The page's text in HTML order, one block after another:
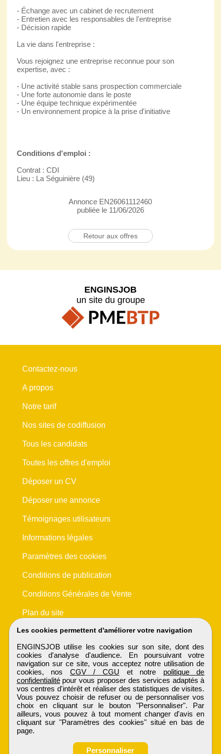
- Échange avec un cabinet de recrutement
- Entretien avec les responsables de l'entreprise
- Décision rapide
La vie dans l'entreprise :
Vous rejoignez une entreprise reconnue pour son
expertise, avec :
- Une activité stable sans prospection commerciale
- Une forte autonomie dans le poste
- Une équipe technique expérimentée
- Un environnement propice à la prise d'initiative
Conditions d'emploi :
Contrat : CDI
Lieu : La Séguinière (49)
Annonce EN26061112460
publiée le 11/06/2026
Retour aux offres
Les cookies permettent d'améliorer votre navigation
ENGINSJOB utilise les cookies sur son site, dont des
cookies d'analyse d'audience. En poursuivant votre
navigation sur ce site, vous acceptez notre utilisation de
cookies, nos CGV / CGU et notre politique de
confidentialitépour vous proposer des services adaptés à
vos centres d'intérêt et réaliser des statistiques de visites.
Vous pouvez choisir de refuser ou de personnaliser vos
choix en cliquant sur le bouton "Personnaliser". Par
ailleurs, vous pouvez à tout moment changer d'avis en
cliquant sur "Paramètres des cookies" situé en bas de
page.
Personnaliser
ENGINSJOB
un site du groupe
Contactez-nous
A propos
Notre tarif
Nos sites de codiffusion
Tous les candidats
Toutes les offres d'emploi
Déposer un CV
Déposer une annonce
Témoignages utilisateurs
Informations légales
Paramètres des cookies
Conditions de publication
Conditions Générales de Vente
Plan du site